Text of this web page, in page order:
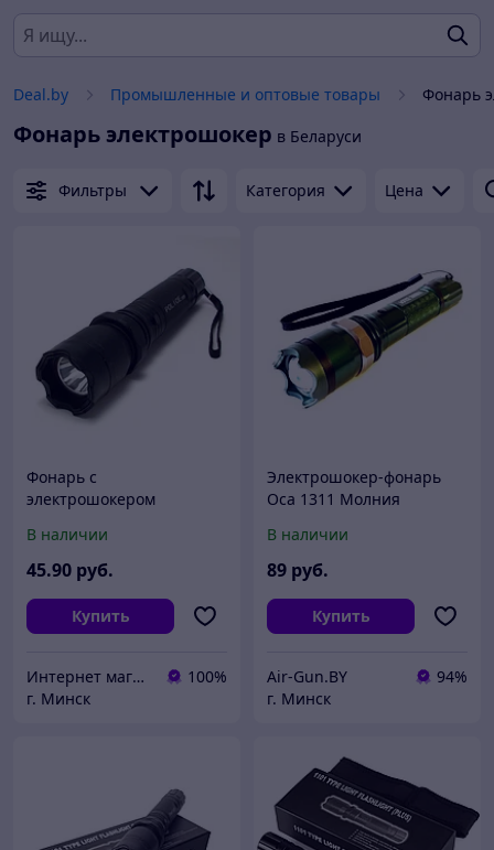
Deal.by Промышленные и оптовые товары Фонарь
Фонарь электрошокер в Беларуси
Фильтры Категория Цена
Фонарь с
электрошокером
В наличии
45.90 руб.
Купить
Интернет магазин ylet.by
100%
г. Минск
Электрошокер-фонарь
Оса 1311 Молния
В наличии
89 руб.
Купить
Air-Gun.BY
94%
г. Минск